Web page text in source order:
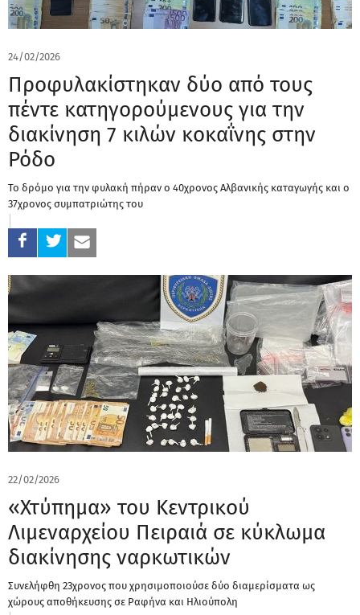
24/02/2026
Προφυλακίστηκαν δύο από τους
πέντε κατηγορούμενους για την
διακίνηση 7 κιλών κοκαΐνης στην
Ρόδο
Το δρόμο για την φυλακή πήραν ο 40χρονος Αλβανικής καταγωγής και ο
37χρονος συμπατριώτης του
22/02/2026
«Χτύπημα» του Κεντρικού
Λιμεναρχείου Πειραιά σε κύκλωμα
διακίνησης ναρκωτικών
Συνελήφθη 23χρονος που χρησιμοποιούσε δύο διαμερίσματα ως
χώρους αποθήκευσης σε Ραφήνα και Ηλιούπολη